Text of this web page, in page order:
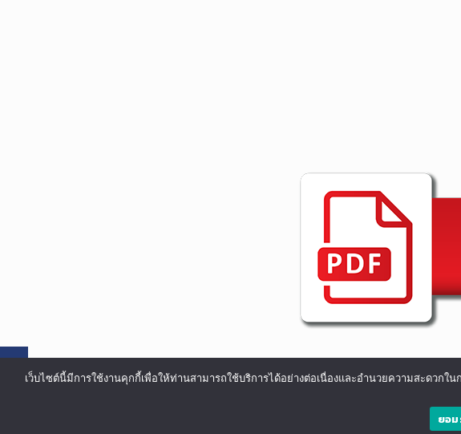
เว็บไซต์นี้มีการใช้งานคุกกี้เพื่อให้ท่านสามารถใช้บริการได้อย่างต่อเนื่องและอำนวยความสะดวกใ
ยอ